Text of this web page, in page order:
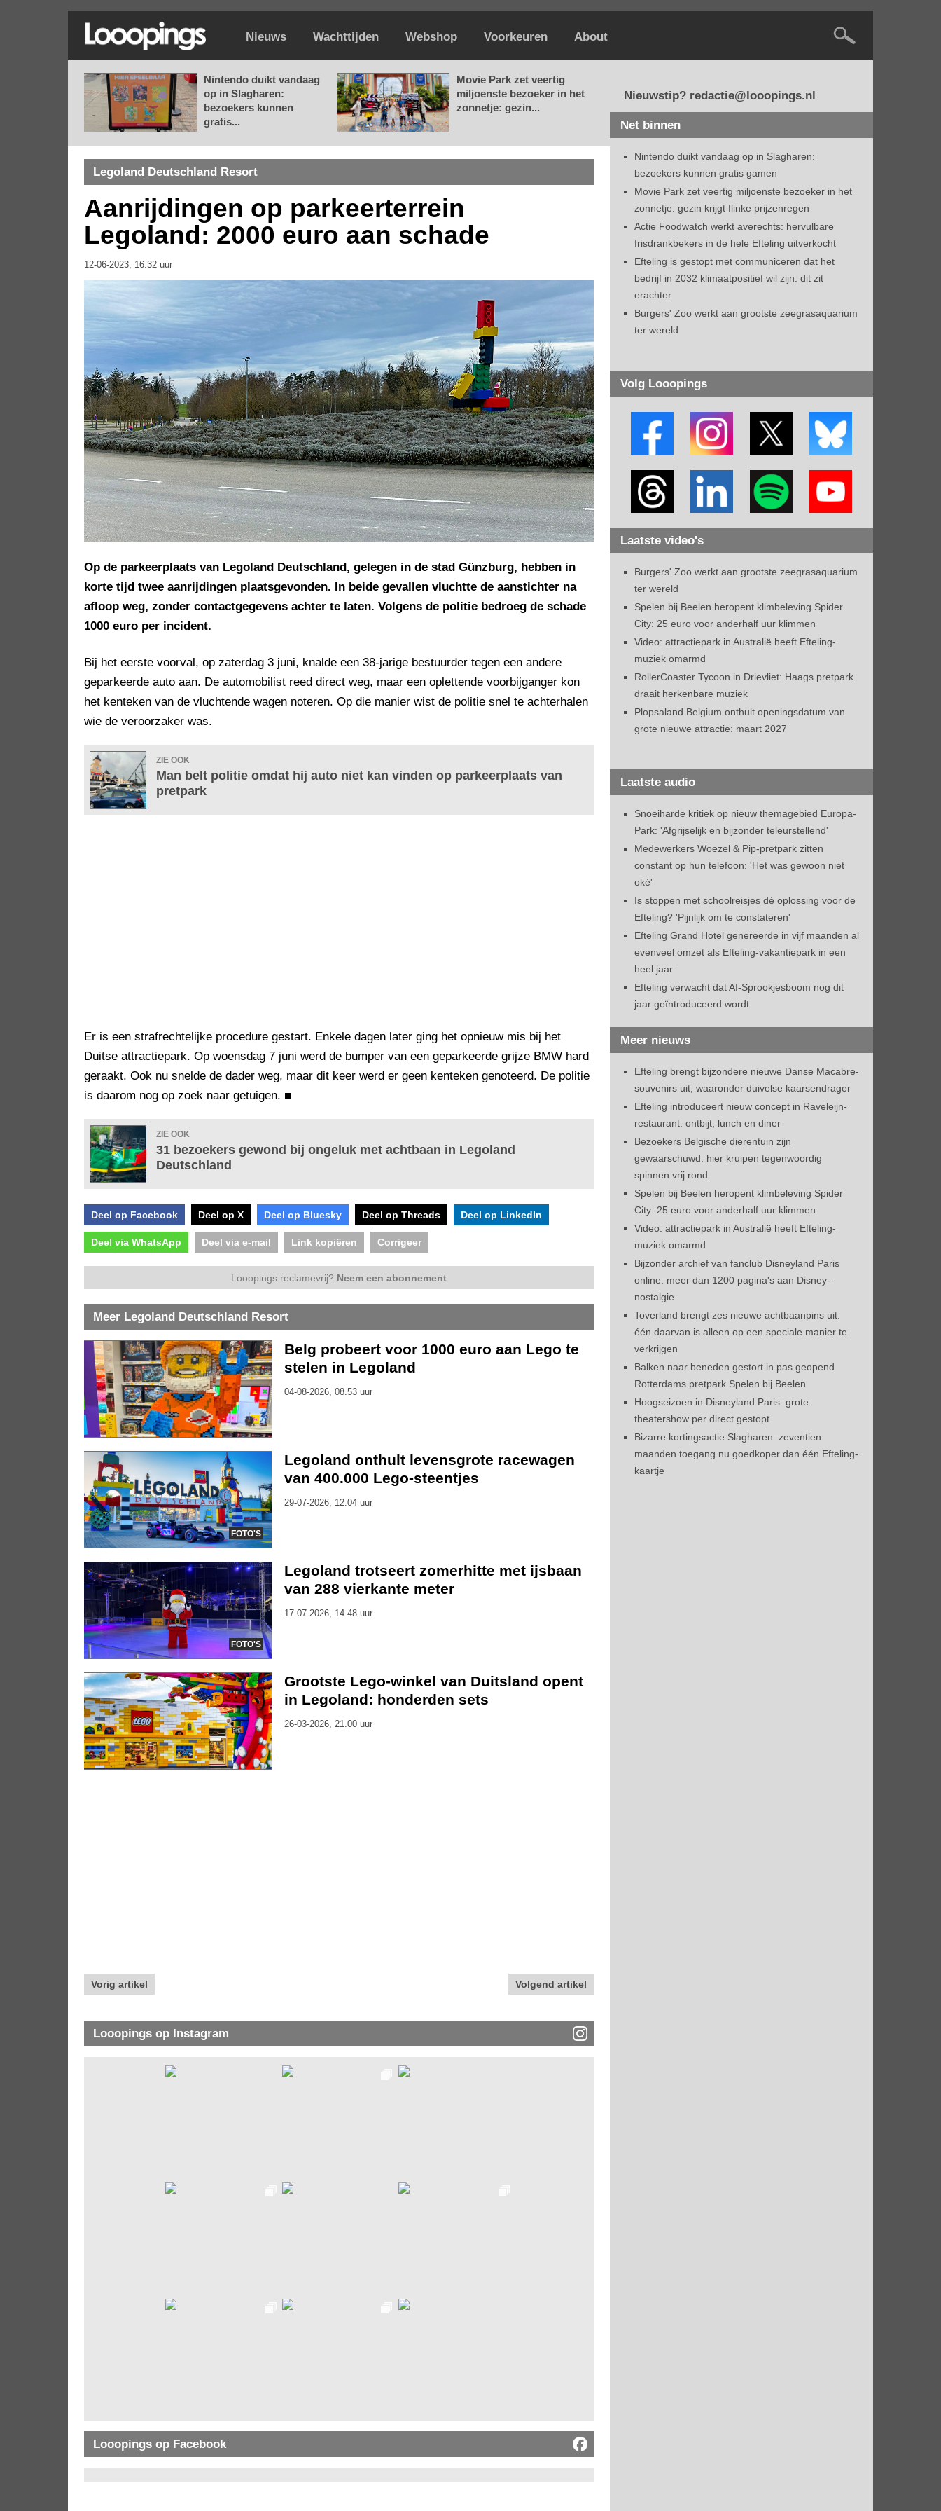
Nieuws Wachttijden Webshop Voorkeuren About
Nintendo duikt vandaag
op in Slagharen:
bezoekers kunnen
gratis...
Movie Park zet veertig
miljoenste bezoeker in het
zonnetje: gezin...
Legoland Deutschland Resort
Aanrijdingen op parkeerterrein
Legoland: 2000 euro aan schade
12-06-2023, 16.32 uur
Op de parkeerplaats van Legoland Deutschland, gelegen in de stad Günzburg, hebben in
korte tijd twee aanrijdingen plaatsgevonden. In beide gevallen vluchtte de aanstichter na
afloop weg, zonder contactgegevens achter te laten. Volgens de politie bedroeg de schade
1000 euro per incident.
Bij het eerste voorval, op zaterdag 3 juni, knalde een 38-jarige bestuurder tegen een andere
geparkeerde auto aan. De automobilist reed direct weg, maar een oplettende voorbijganger kon
het kenteken van de vluchtende wagen noteren. Op die manier wist de politie snel te achterhalen
wie de veroorzaker was.
ZIE OOK
Man belt politie omdat hij auto niet kan vinden op parkeerplaats van
pretpark
Er is een strafrechtelijke procedure gestart. Enkele dagen later ging het opnieuw mis bij het
Duitse attractiepark. Op woensdag 7 juni werd de bumper van een geparkeerde grijze BMW hard
geraakt. Ook nu snelde de dader weg, maar dit keer werd er geen kenteken genoteerd. De politie
is daarom nog op zoek naar getuigen. ■
ZIE OOK
31 bezoekers gewond bij ongeluk met achtbaan in Legoland
Deutschland
Deel op Facebook Deel op X Deel op Bluesky Deel op Threads Deel op LinkedIn
Deel via WhatsApp Deel via e-mail Link kopiëren Corrigeer
Looopings reclamevrij? Neem een abonnement
Meer Legoland Deutschland Resort
Belg probeert voor 1000 euro aan Lego te
stelen in Legoland
04-08-2026, 08.53 uur
FOTO'S
Legoland onthult levensgrote racewagen
van 400.000 Lego-steentjes
29-07-2026, 12.04 uur
FOTO'S
Legoland trotseert zomerhitte met ijsbaan
van 288 vierkante meter
17-07-2026, 14.48 uur
Grootste Lego-winkel van Duitsland opent
in Legoland: honderden sets
26-03-2026, 21.00 uur
Vorig artikel Volgend artikel
Looopings op Instagram
Looopings op Facebook
Nieuwstip? redactie@looopings.nl
Net binnen
Nintendo duikt vandaag op in Slagharen:
bezoekers kunnen gratis gamen
Movie Park zet veertig miljoenste bezoeker in het
zonnetje: gezin krijgt flinke prijzenregen
Actie Foodwatch werkt averechts: hervulbare
frisdrankbekers in de hele Efteling uitverkocht
Efteling is gestopt met communiceren dat het
bedrijf in 2032 klimaatpositief wil zijn: dit zit
erachter
Burgers' Zoo werkt aan grootste zeegrasaquarium
ter wereld
Volg Looopings
Laatste video's
Burgers' Zoo werkt aan grootste zeegrasaquarium
ter wereld
Spelen bij Beelen heropent klimbeleving Spider
City: 25 euro voor anderhalf uur klimmen
Video: attractiepark in Australië heeft Efteling-
muziek omarmd
RollerCoaster Tycoon in Drievliet: Haags pretpark
draait herkenbare muziek
Plopsaland Belgium onthult openingsdatum van
grote nieuwe attractie: maart 2027
Laatste audio
Snoeiharde kritiek op nieuw themagebied Europa-
Park: 'Afgrijselijk en bijzonder teleurstellend'
Medewerkers Woezel & Pip-pretpark zitten
constant op hun telefoon: 'Het was gewoon niet
oké'
Is stoppen met schoolreisjes dé oplossing voor de
Efteling? 'Pijnlijk om te constateren'
Efteling Grand Hotel genereerde in vijf maanden al
evenveel omzet als Efteling-vakantiepark in een
heel jaar
Efteling verwacht dat AI-Sprookjesboom nog dit
jaar geïntroduceerd wordt
Meer nieuws
Efteling brengt bijzondere nieuwe Danse Macabre-
souvenirs uit, waaronder duivelse kaarsendrager
Efteling introduceert nieuw concept in Raveleijn-
restaurant: ontbijt, lunch en diner
Bezoekers Belgische dierentuin zijn
gewaarschuwd: hier kruipen tegenwoordig
spinnen vrij rond
Spelen bij Beelen heropent klimbeleving Spider
City: 25 euro voor anderhalf uur klimmen
Video: attractiepark in Australië heeft Efteling-
muziek omarmd
Bijzonder archief van fanclub Disneyland Paris
online: meer dan 1200 pagina's aan Disney-
nostalgie
Toverland brengt zes nieuwe achtbaanpins uit:
één daarvan is alleen op een speciale manier te
verkrijgen
Balken naar beneden gestort in pas geopend
Rotterdams pretpark Spelen bij Beelen
Hoogseizoen in Disneyland Paris: grote
theatershow per direct gestopt
Bizarre kortingsactie Slagharen: zeventien
maanden toegang nu goedkoper dan één Efteling-
kaartje